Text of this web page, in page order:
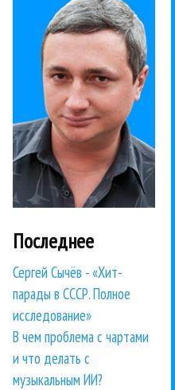
Последнее
Сергей Сычёв - «Хит-
парады в СССР. Полное
исследование»
В чем проблема с чартами
и что делать с
музыкальным ИИ?